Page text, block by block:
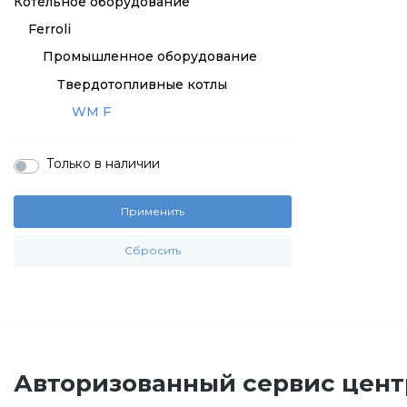
Ferroli
Промышленное оборудование
Твердотопливные котлы
WM F
Только в наличии
Применить
Сбросить
Авторизованный сервис